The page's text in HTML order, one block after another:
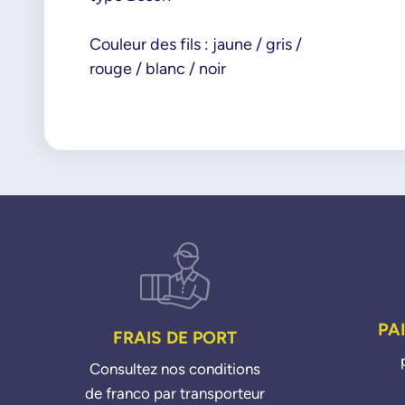
Couleur des fils : jaune / gris /
rouge / blanc / noir
FRAIS DE PORT
Consultez nos conditions
de franco par transporteur